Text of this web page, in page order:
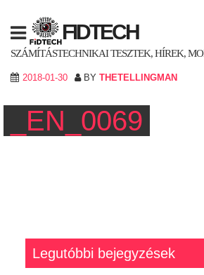
content
FIDTECH
SZÁMÍTÁSTECHNIKAI TESZTEK, HÍREK,
2018-01-30 BY THETELLINGMAN
_EN_0069
Legutóbbi bejegyzések